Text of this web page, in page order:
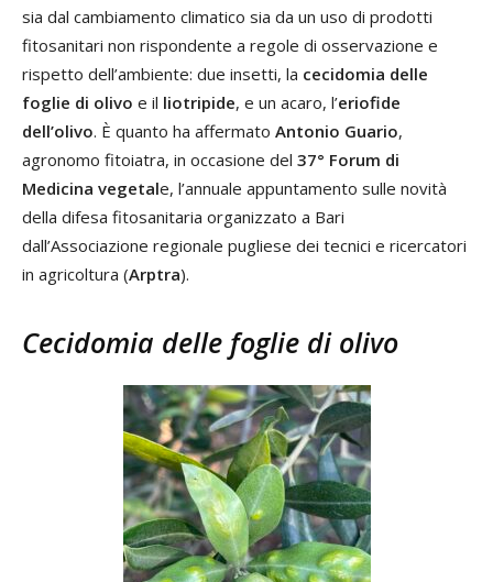
sia dal cambiamento climatico sia da un uso di prodotti
fitosanitari non rispondente a regole di osservazione e
rispetto dell’ambiente: due insetti, la cecidomia delle
foglie di olivo e il liotripide, e un acaro, l’eriofide
dell’olivo. È quanto ha affermato Antonio Guario,
agronomo fitoiatra, in occasione del 37° Forum di
Medicina vegetale, l’annuale appuntamento sulle novità
della difesa fitosanitaria organizzato a Bari
dall’Associazione regionale pugliese dei tecnici e ricercatori
in agricoltura (Arptra).
Cecidomia delle foglie di olivo